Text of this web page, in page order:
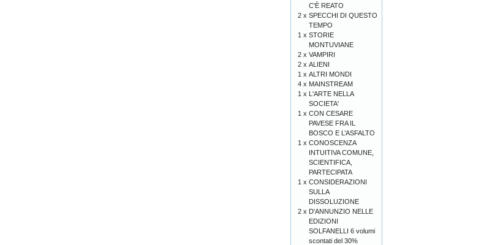
C'È REATO
2 x SPECCHI DI QUESTO
TEMPO
1 x STORIE
MONTUVIANE
2 x VAMPIRI
2 x ALIENI
1 x ALTRI MONDI
4 x MAINSTREAM
1 x L'ARTE NELLA
SOCIETA'
1 x CON CESARE
PAVESE FRA IL
BOSCO E L’ASFALTO
1 x CONOSCENZA
INTUITIVA COMUNE,
SCIENTIFICA,
PARTECIPATA
1 x CONSIDERAZIONI
SULLA
DISSOLUZIONE
2 x D'ANNUNZIO NELLE
EDIZIONI
SOLFANELLI 6 volumi
scontati del 30%